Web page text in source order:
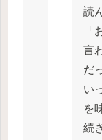
読
「
言
だ
い
を
続